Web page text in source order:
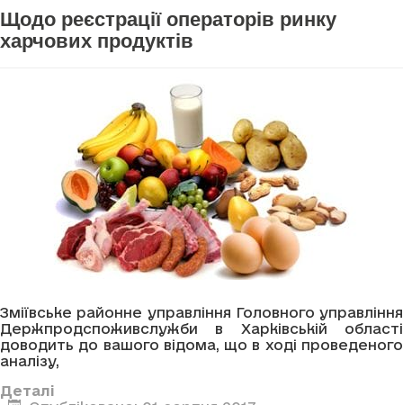
Щодо реєстрації операторів ринку
харчових продуктів
Зміївське районне управління Головного управління
Держпродспоживслужби в Харківській області
доводить до вашого відома, що в ході проведеного
аналізу,
Деталі